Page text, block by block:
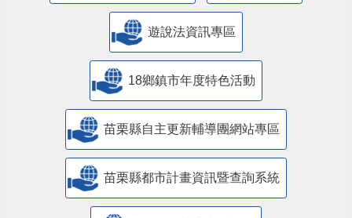
遊說法資訊專區
18鄉鎮市年度特色活動
苗栗縣自主更新輔導團網站專區
苗栗縣都市計畫資訊暨查詢系統